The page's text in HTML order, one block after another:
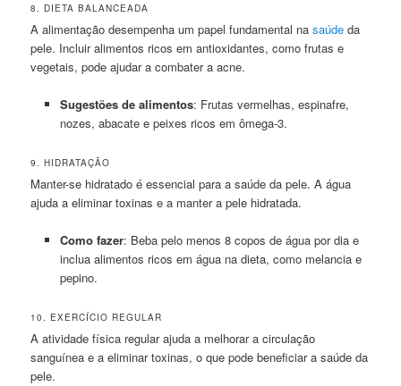
8. DIETA BALANCEADA
A alimentação desempenha um papel fundamental nasaúde da
pele. Incluir alimentos ricos em antioxidantes, como frutas e
vegetais, pode ajudar a combater a acne.
Sugestões de alimentos: Frutas vermelhas, espinafre,
nozes, abacate e peixes ricos em ômega-3.
9. HIDRATAÇÃO
Manter-se hidratado é essencial para a saúde da pele. A água
ajuda a eliminar toxinas e a manter a pele hidratada.
Como fazer: Beba pelo menos 8 copos de água por dia e
inclua alimentos ricos em água na dieta, como melancia e
pepino.
10. EXERCÍCIO REGULAR
A atividade física regular ajuda a melhorar a circulação
sanguínea e a eliminar toxinas, o que pode beneficiar a saúde da
pele.